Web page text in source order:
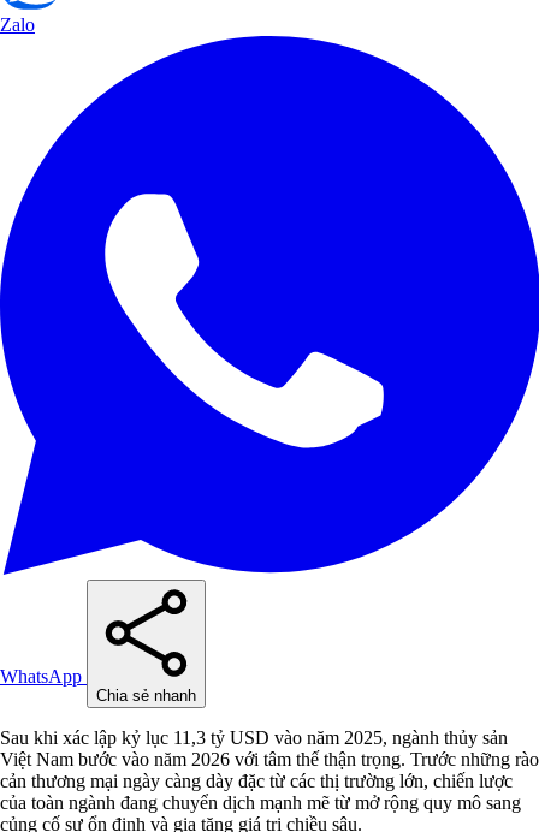
Zalo
WhatsApp
Chia sẻ nhanh
Sau khi xác lập kỷ lục 11,3 tỷ USD vào năm 2025, ngành thủy sản
Việt Nam bước vào năm 2026 với tâm thế thận trọng. Trước những rào
cản thương mại ngày càng dày đặc từ các thị trường lớn, chiến lược
của toàn ngành đang chuyển dịch mạnh mẽ từ mở rộng quy mô sang
củng cố sự ổn định và gia tăng giá trị chiều sâu.